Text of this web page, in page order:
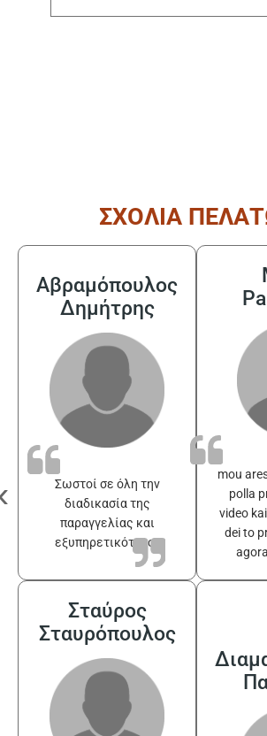
ΣΧΟΛΙΑ
Αβραμόπουλος
Δημήτρης
Σωστοί σε όλη την
διαδικασία της
παραγγελίας και
εξυπηρετικότατοι
mou
polla
video
dei to
Σταύρος
Σταυρόπουλος